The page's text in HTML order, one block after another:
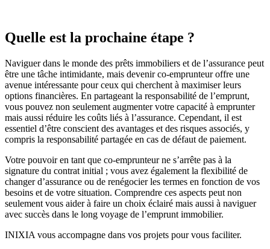
Quelle est la prochaine étape ?
Naviguer dans le monde des prêts immobiliers et de l’assurance peut
être une tâche intimidante, mais devenir co-emprunteur offre une
avenue intéressante pour ceux qui cherchent à maximiser leurs
options financières. En partageant la responsabilité de l’emprunt,
vous pouvez non seulement augmenter votre capacité à emprunter
mais aussi réduire les coûts liés à l’assurance. Cependant, il est
essentiel d’être conscient des avantages et des risques associés, y
compris la responsabilité partagée en cas de défaut de paiement.
Votre pouvoir en tant que co-emprunteur ne s’arrête pas à la
signature du contrat initial ; vous avez également la flexibilité de
changer d’assurance ou de renégocier les termes en fonction de vos
besoins et de votre situation. Comprendre ces aspects peut non
seulement vous aider à faire un choix éclairé mais aussi à naviguer
avec succès dans le long voyage de l’emprunt immobilier.
INIXIA vous accompagne dans vos projets pour vous faciliter.